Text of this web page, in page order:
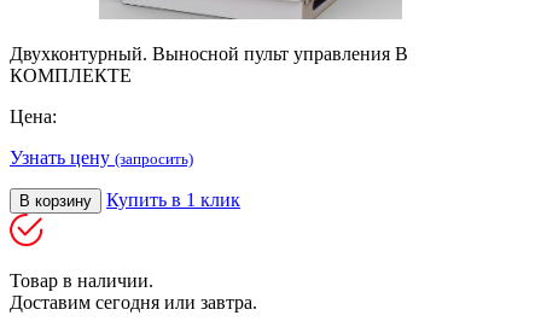
Двухконтурный. Выносной пульт управления В
КОМПЛЕКТЕ
Цена:
Узнать цену (запросить)
В корзину Купить в 1 клик
Товар в наличии.
Доставим сегодня или завтра.